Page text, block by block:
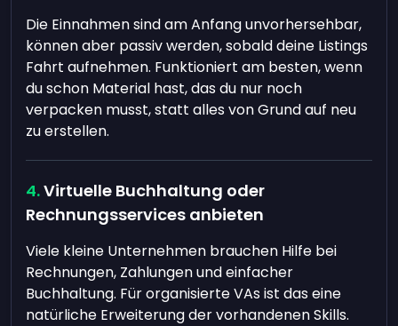
Die Einnahmen sind am Anfang unvorhersehbar,
können aber passiv werden, sobald deine Listings
Fahrt aufnehmen. Funktioniert am besten, wenn
du schon Material hast, das du nur noch
verpacken musst, statt alles von Grund auf neu
zu erstellen.
Virtuelle Buchhaltung oder
Rechnungsservices anbieten
Viele kleine Unternehmen brauchen Hilfe bei
Rechnungen, Zahlungen und einfacher
Buchhaltung. Für organisierte VAs ist das eine
natürliche Erweiterung der vorhandenen Skills.